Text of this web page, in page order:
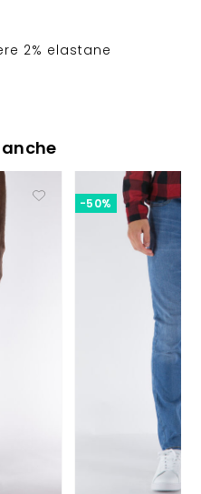
2% elastane
-50%